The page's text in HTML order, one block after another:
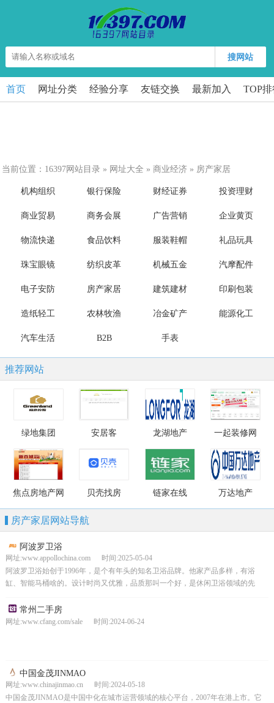
搜网站
首页 网址分类 经验分享 友链交换 最新加入 TOP
当前位置： 16397网站目录 » 网址大全 » 商业经济 » 房产家居
机构组织 银行保险 财经证券 投资理财
商业贸易 商务会展 广告营销 企业黄页
物流快递 食品饮料 服装鞋帽 礼品玩具
珠宝眼镜 纺织皮革 机械五金 汽摩配件
电子安防 房产家居 建筑建材 印刷包装
造纸轻工 农林牧渔 冶金矿产 能源化工
汽车生活 B2B 手表
推荐网站
绿地集团 安居客 龙湖地产 一起装修网
焦点房地产网 贝壳找房 链家在线 万达地产
房产家居网站导航
阿波罗卫浴
网址:www.appollochina.com 时间:2025-05-04
阿波罗卫浴始创于1996年，是个有年头的知名卫浴品牌。他家产品多样，有浴
缸、智能马桶啥的。设计时尚又优雅，品质那叫一个好，是休闲卫浴领域的先
常州二手房
网址:www.cfang.com/sale 时间:2024-06-24
中国金茂JINMAO
网址:www.chinajinmao.cn 时间:2024-05-18
中国金茂JINMAO是中国中化在城市运营领域的核心平台，2007年在港上市。它